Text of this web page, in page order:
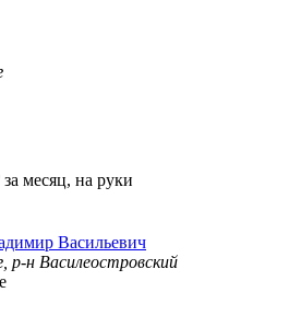
за месяц, на руки
Васильевич
р-н Василеостровский